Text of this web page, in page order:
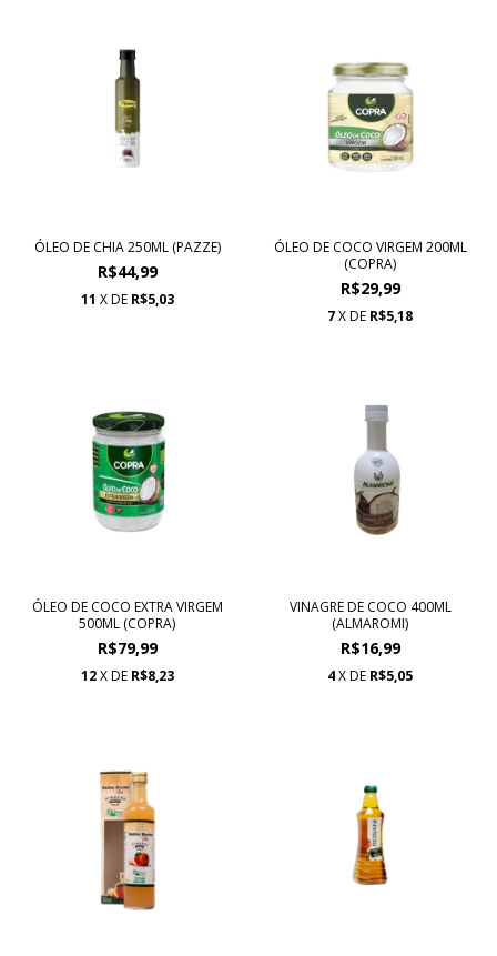
ÓLEO DE CHIA 250ML (PAZZE)
R$44,99
11 X DE R$5,03
ÓLEO DE COCO VIRGEM 200ML
(COPRA)
R$29,99
7X DE R$5,18
ÓLEO DE COCO EXTRA VIRGEM
500ML (COPRA)
R$79,99
12 X DE R$8,23
VINAGRE DE COCO 400ML
(ALMAROMI)
R$16,99
4X DE R$5,05